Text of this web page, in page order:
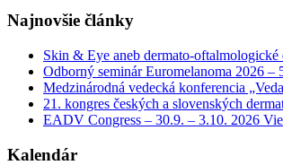
Najnovšie články
Skin & Eye aneb dermato-
Odborný seminár Euromelanoma 2026 –
Medzinárodná vedecká konferencia
21. kongres českých a slovenských
EADV Congress – 30.9. – 3.10. 2026
Kalendár